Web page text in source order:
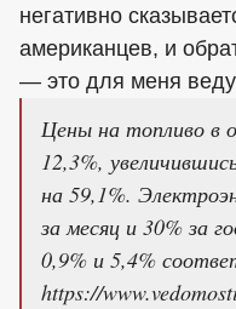
негативно
американцев, и
— это для меня
Цены на топливо в
12,3%,
на 59,1%.
за месяц и 30% за
0,9% и 5,4%
https://